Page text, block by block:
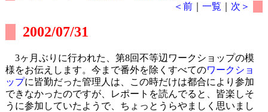
＜前 ｜一覧 次＞
2002/07/31
3ヶ月ぶりに行われた、第8回不等辺ワークショップの模
様をお伝えします。今まで番外を除くすべてのワークショ
ップに皆勤だった管理人は、この時だけは都合により参加
できなかったのですが、レポートを読んでると、皆楽しそ
うに参加していたようで、ちょっとうらやましく思いまし